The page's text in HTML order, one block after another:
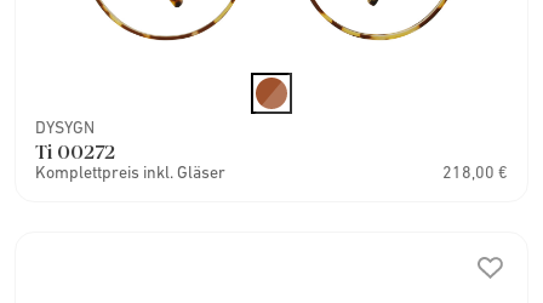
DYSYGN
Ti 00272
Komplettpreis inkl. Gläser 218,00 €